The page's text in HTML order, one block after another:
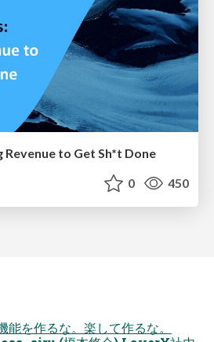
Revenue to Get Sh*t Done
0 450
を作るな。楽して作るな。